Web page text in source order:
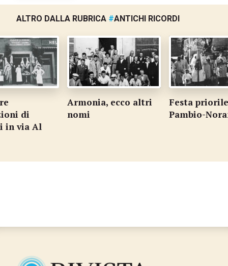
ALTRO DALLA RUBRICA #ANTICHI RICORDI
ecco altri
Festa priorile a
Pambio-Noranco
La quarta